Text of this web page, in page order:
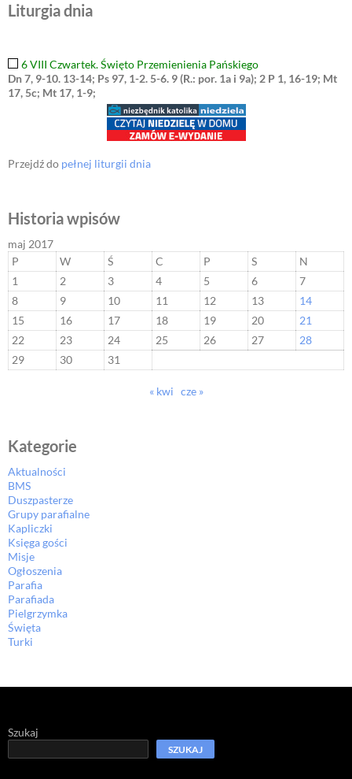
Liturgia dnia
6 VIII Czwartek. Święto Przemienienia Pańskiego
Dn 7, 9-10. 13-14; Ps 97, 1-2. 5-6. 9 (R.: por. 1a i 9a); 2 P 1, 16-19; Mt
17, 5c; Mt 17, 1-9;
Przejdź do pełnej liturgii dnia
Historia wpisów
maj 2017
P
W Ś C P S
N
1
2 3 4 5 6
7
8
9 10 11 12 13
14
15
16 17 18 19 20
21
22
23 24 25 26 27
28
29
30 31
« kwi cze »
Kategorie
Aktualności
BMS
Duszpasterze
Grupy parafialne
Kapliczki
Księga gości
Misje
Ogłoszenia
Parafia
Parafiada
Pielgrzymka
Święta
Turki
Szukaj
SZUKAJ